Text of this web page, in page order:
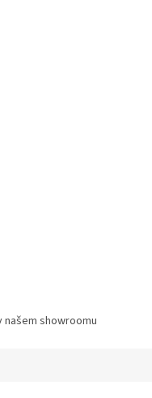
showroomu